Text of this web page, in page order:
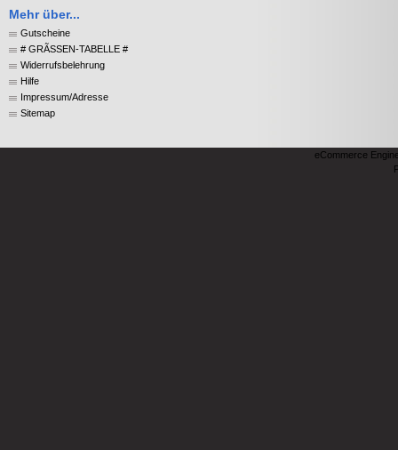
Mehr über...
Gutscheine
# GRÃSSEN-TABELLE #
Widerrufsbelehrung
Hilfe
Impressum/Adresse
Sitemap
eCommerce